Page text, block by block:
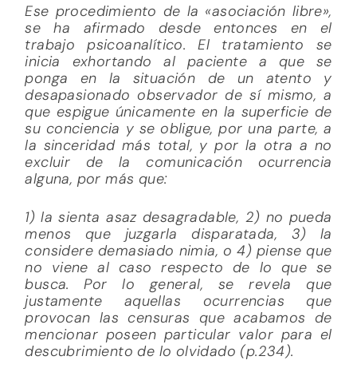
Ese procedimiento de la «asociación libre»,
se ha afirmado desde entonces en el
trabajo psicoanalítico. El tratamiento se
inicia exhortando al paciente a que se
ponga en la situación de un atento y
desapasionado observador de sí mismo, a
que espigue únicamente en la superficie de
su conciencia y se obligue, por una parte, a
la sinceridad más total, y por la otra a no
excluir de la comunicación ocurrencia
alguna, por más que:
1) la sienta asaz desagradable, 2) no pueda
menos que juzgarla disparatada, 3) la
considere demasiado nimia, o 4) piense que
no viene al caso respecto de lo que se
busca. Por lo general, se revela que
justamente aquellas ocurrencias que
provocan las censuras que acabamos de
mencionar poseen particular valor para el
descubrimiento de lo olvidado (p.234).